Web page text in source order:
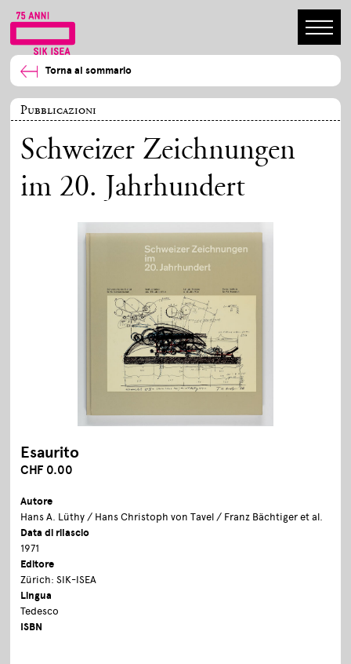
Torna al sommario
Pubblicazioni
Schweizer Zeichnungen
im 20. Jahrhundert
Esaurito
CHF 0.00
Autore
Hans A. Lüthy / Hans Christoph von Tavel / Franz Bächtiger et al.
Data di rilascio
1971
Editore
Zürich: SIK-ISEA
Lingua
Tedesco
ISBN